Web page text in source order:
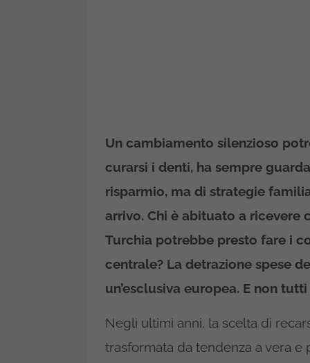
Un cambiamento silenzioso
curarsi i denti, ha sempre
risparmio, ma di strategie
arrivo. Chi è abituato a ricevere
Turchia potrebbe presto fare i
centrale? La detrazione spese
un’esclusiva europea. E non
Negli ultimi anni, la scelta di
trasformata da tendenza a vera